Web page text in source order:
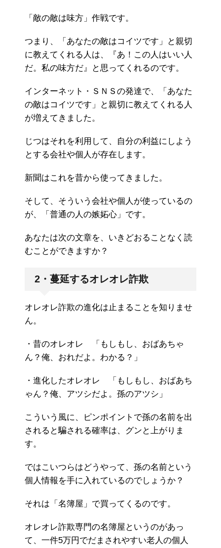
「敵の敵は味方」作戦です。
つまり、「あなたの敵はコイツです」と親切
に教えてくれる人は、『あ！この人はいい人
だ。私の味方だ』と思ってくれるのです。
インターネット・ＳＮＳの発達で、「あなた
の敵はコイツです」と親切に教えてくれる人
が増えてきました。
じつはそれを利用して、自分の利益にしよう
とする会社や個人が存在します。
新聞はこれを昔から使ってきました。
そして、そういう会社や個人が使っているの
が、「普通の人の嫉妬心」です。
あなたは次の文章を、いきどおることなく読
むことができますか？
2・蔓延するオレオレ詐欺
オレオレ詐欺の進化は止まることを知りませ
ん。
・昔のオレオレ 「もしもし、おばあちゃ
ん？俺、おれだよ。わかる？」
・進化したオレオレ 「もしもし、おばあち
ゃん？俺、アツシだよ。孫のアツシ」
こういう風に、ピンポイントで孫の名前を出
されると騙される確率は、グンと上がりま
す。
ではこいつらはどうやって、孫の名前という
個人情報を手に入れているのでしょうか？
それは「名簿屋」で買ってくるのです。
オレオレ詐欺専門の名簿屋というのがあっ
て、一件5万円でだまされやすい老人の個人